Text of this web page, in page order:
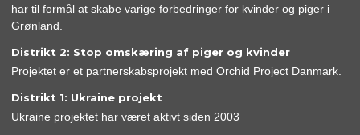
har til formål at skabe varige forbedringer for kvinder og piger i
Grønland.
Distrikt 2: Stop omskæring af piger og kvinder
Projektet er et partnerskabsprojekt med Orchid Project Danmark.
Distrikt 1: Ukraine projekt
Ukraine projektet har været aktivt siden 2003